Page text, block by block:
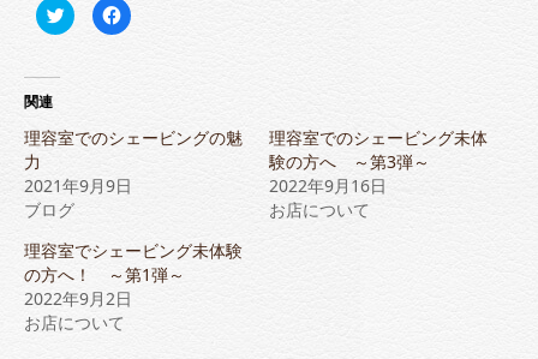
ク
リ
共
有
い
ウ
ィ
ド
ウ
で
開
き
ま
す)
Facebook
で
リ
し
て
い
(新
し
い
ウ
関連
理容室でのシェービングの魅
力
2021年9月9日
ブログ
理容室でのシェービング未体
験の方へ ～第3弾～
2022年9月16日
お店について
理容室でシェービング未体験
の方へ！ ～第1弾～
2022年9月2日
お店について